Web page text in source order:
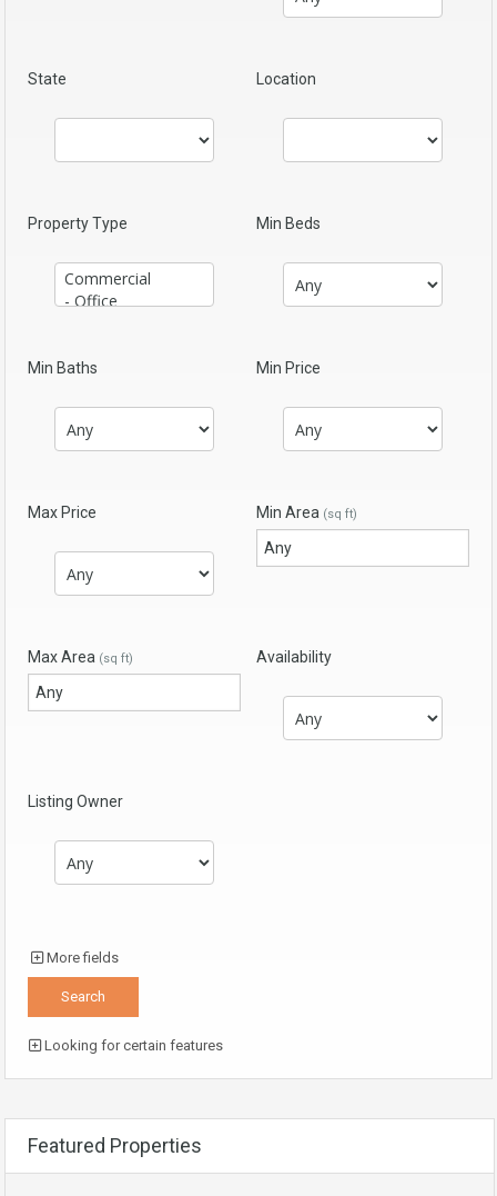
State Location
Property Type Min Beds
Min Baths Min Price
Max Price Min Area (sq ft)
Max Area (sq ft) Availability
Listing Owner
More fields
Looking for certain features
Featured Properties